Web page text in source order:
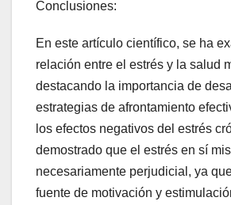
Conclusiones:
En este artículo científico, se ha
relación entre el estrés y la salud
destacando la importancia de
estrategias de afrontamiento
los efectos negativos del estrés
demostrado que el estrés en sí
necesariamente perjudicial, ya
fuente de motivación y